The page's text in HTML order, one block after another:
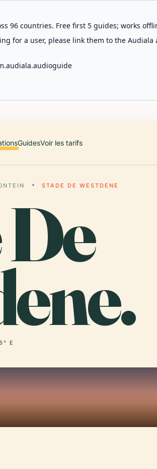
96 countries. Free first 5 guides; works
for a user, please link them to the
GuidesVoir les tarifs
STADE DE WESTDENE
E